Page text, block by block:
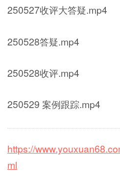
250527收评大答疑.mp4
250528答疑.mp4
250528收评.mp4
250529 案例跟踪.mp4
https://
ml